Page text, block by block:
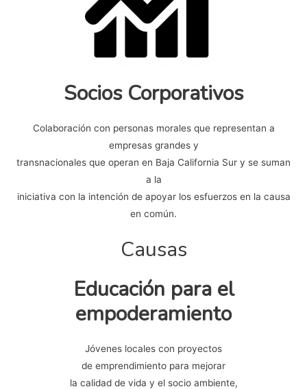
Socios Corporativos
Colaboración con personas morales que representan a
empresas grandes y
transnacionales que operan en Baja California Sur y se suman
a la
iniciativa con la intención de apoyar los esfuerzos en la causa
en común.
Causas
Educación para el
empoderamiento
Jóvenes locales con proyectos
de emprendimiento para mejorar
la calidad de vida y el socio ambiente,